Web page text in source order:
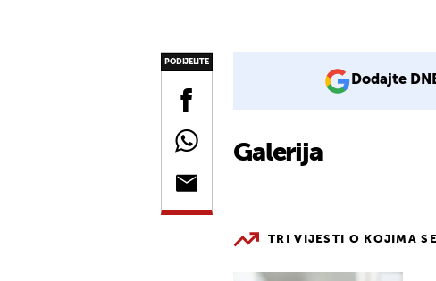
PODIJELITE
Dodajte
Galerija
TRI VIJESTI O KOJIMA